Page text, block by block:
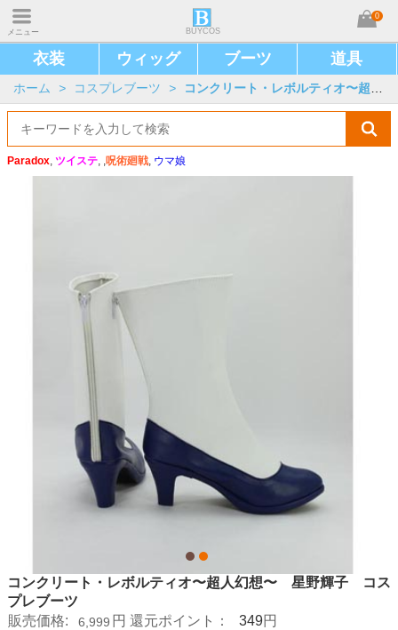
メニュー BUYCOS
0
衣装 ウィッグ ブーツ 道具
ホーム > コスプレブーツ > コンクリート・レボルティオ〜超人幻想〜
Paradox, ツイステ, ,呪術廻戦, ウマ娘
コンクリート・レボルティオ〜超人幻想〜 星野輝子 コス
プレブーツ
販売価格:
6,999 円 還元ポイント： 349円